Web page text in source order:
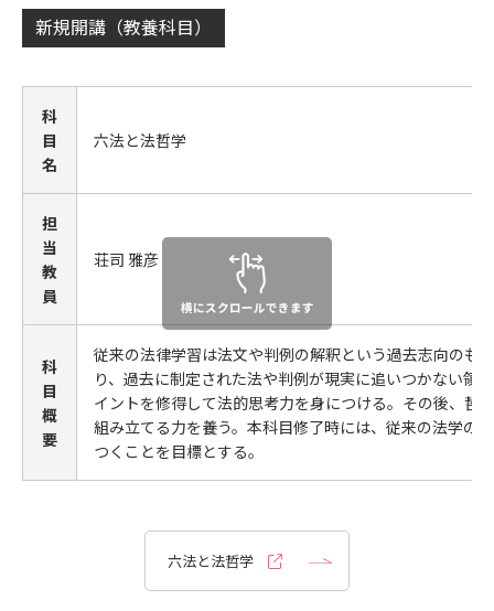
新規開講（教養科目）
科
目
名
六法と法哲学
担
当
教
員
荘司 雅彦
科
目
概
要
従来の法律学習は法文や判例の解釈という過去志向のも
り、過去に制定された法や判例が現実に追いつかない領
イントを修得して法的思考力を身につける。その後、哲
組み立てる力を養う。本科目修了時には、従来の法学の
つくことを目標とする。
六法と法哲学